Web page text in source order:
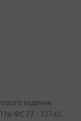
издания
№ ФС 77 - 72742,